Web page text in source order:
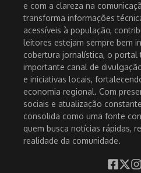
e com a clareza na
transforma informações
acessíveis à população,
leitores estejam sempre bem
cobertura jornalística, o portal
importante canal de
e iniciativas locais,
economia regional. Com
sociais e atualização
consolida como uma fonte
quem busca notícias rápidas,
realidade da comunidade.